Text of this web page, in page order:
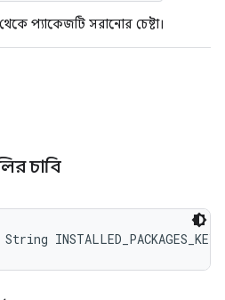
প্যাকেজটি সরানোর চেষ্টা।
চাবি
INSTALLED_PACKAGES_KEY